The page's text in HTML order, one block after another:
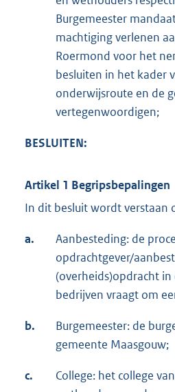
Burgemeester
machtiging verlenen
Roermond voor het
besluiten in het kader
onderwijsroute en de
vertegenwoordigen;
BESLUITEN:
Artikel 1 Begripsbepalingen
In dit besluit wordt verstaan
a.
Aanbesteding: de
opdrachtgever/
(overheids)opdracht
bedrijven vraagt om
b.
Burgemeester: de
gemeente Maasgouw;
c.
College: het college